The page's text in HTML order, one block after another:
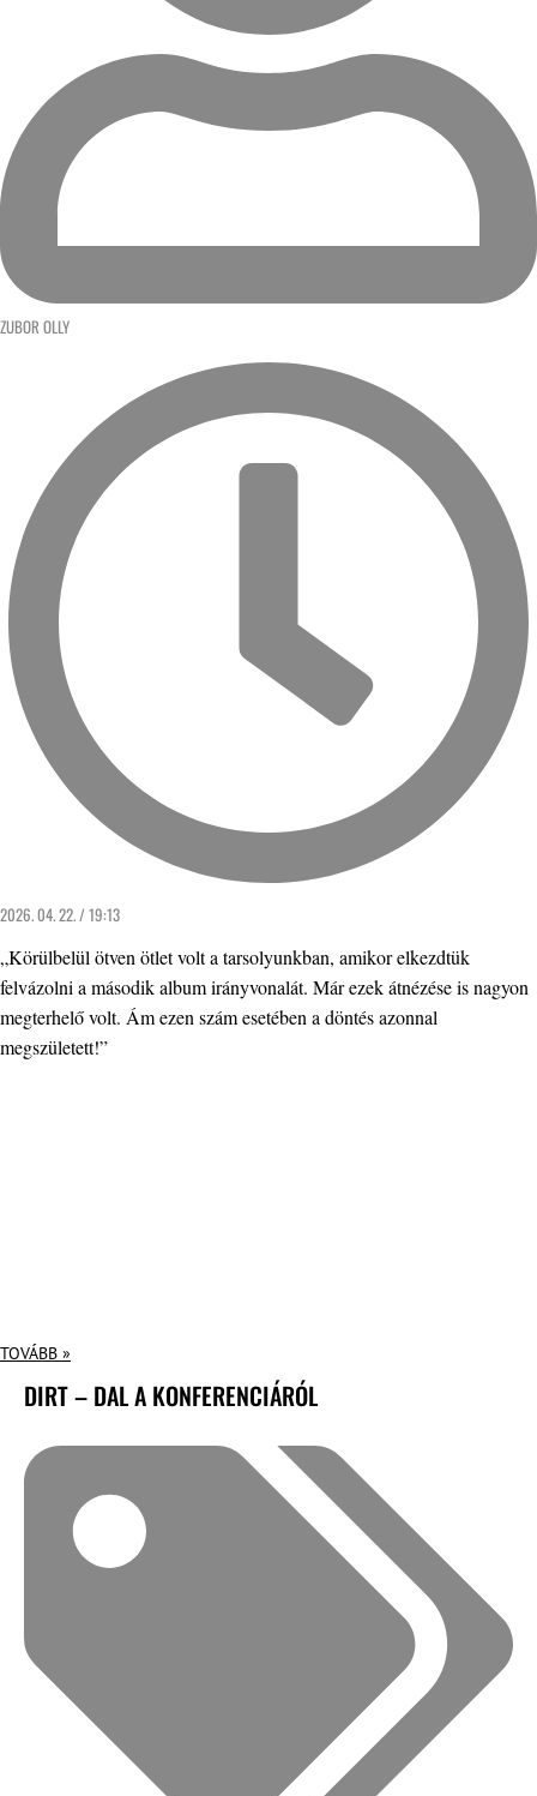
ZUBOR OLLY
2026. 04. 22. / 19:13
„Körülbelül ötven ötlet volt a tarsolyunkban, amikor elkezdtük
felvázolni a második album irányvonalát. Már ezek átnézése is nagyon
megterhelő volt. Ám ezen szám esetében a döntés azonnal
megszületett!”
TOVÁBB »
DIRT – DAL A KONFERENCIÁRÓL